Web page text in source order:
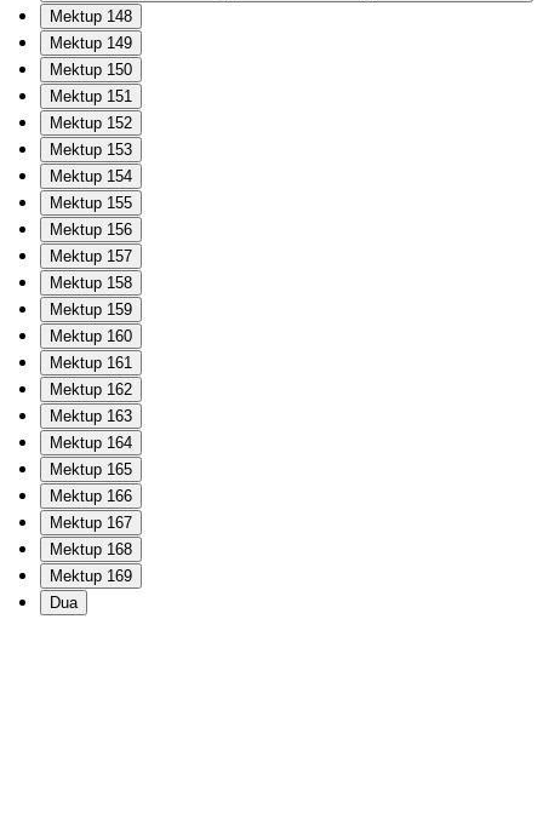
Mektup 148
Mektup 149
Mektup 150
Mektup 151
Mektup 152
Mektup 153
Mektup 154
Mektup 155
Mektup 156
Mektup 157
Mektup 158
Mektup 159
Mektup 160
Mektup 161
Mektup 162
Mektup 163
Mektup 164
Mektup 165
Mektup 166
Mektup 167
Mektup 168
Mektup 169
Dua